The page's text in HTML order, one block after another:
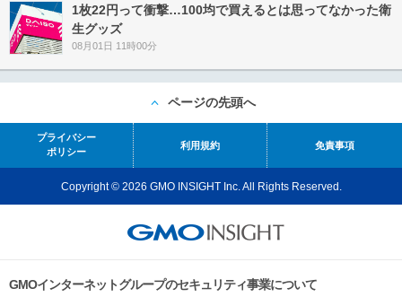
1枚22円って衝撃…100均で買えるとは思ってなかった衛
生グッズ
08月01日 11時00分
ページの先頭へ
プライバシー
ポリシー
利用規約 免責事項
Copyright © 2026 GMO INSIGHT Inc. All Rights Reserved.
GMOインターネットグループのセキュリティ事業について